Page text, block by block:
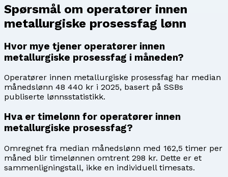
Spørsmål om operatører innen
metallurgiske prosessfag lønn
Hvor mye tjener operatører innen
metallurgiske prosessfag i måneden?
Operatører innen metallurgiske prosessfag har median
månedslønn 48 440 kr i 2025, basert på SSBs
publiserte lønnsstatistikk.
Hva er timelønn for operatører innen
metallurgiske prosessfag?
Omregnet fra median månedslønn med 162,5 timer per
måned blir timelønnen omtrent 298 kr. Dette er et
sammenligningstall, ikke en individuell timesats.